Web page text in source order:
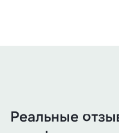
Реальные